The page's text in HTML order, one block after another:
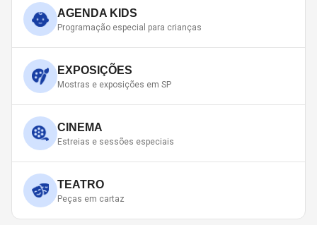
AGENDA KIDS
Programação especial para crianças
EXPOSIÇÕES
Mostras e exposições em SP
CINEMA
Estreias e sessões especiais
TEATRO
Peças em cartaz